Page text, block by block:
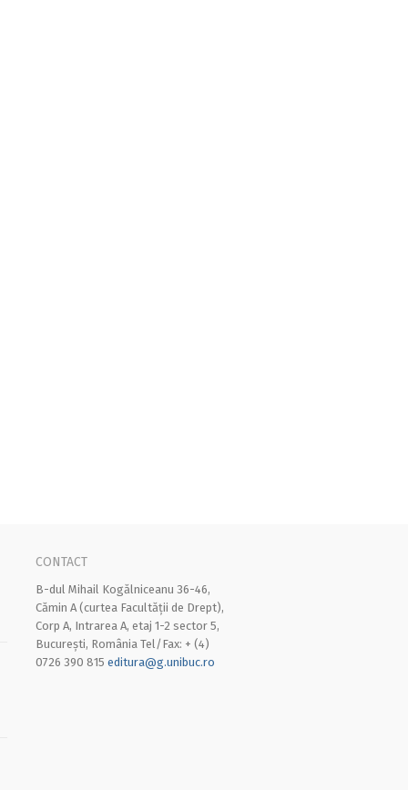
CONTACT
B-dul Mihail Kogălniceanu 36-46,
Cămin A (curtea Facultății de Drept),
Corp A, Intrarea A, etaj 1-2 sector 5,
București, România Tel/Fax: + (4)
0726 390 815 editura@g.unibuc.ro